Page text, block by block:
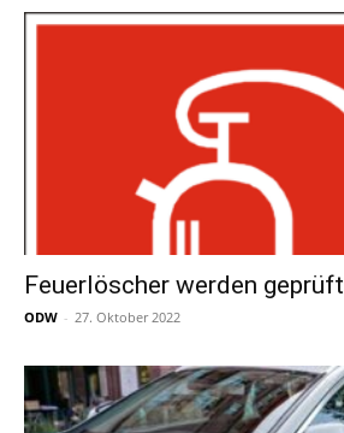
Feuerlöscher werden geprüft
ODW - 27. Oktober 2022